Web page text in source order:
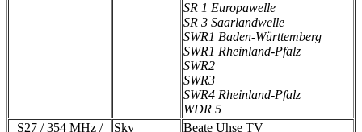
SR 1 Europawelle
SR 3 Saarlandwelle
SWR1 Baden-Württemberg
SWR1 Rheinland-Pfalz
SWR2
SWR3
SWR4 Rheinland-Pfalz
WDR 5
S27 / 354 MHz /
Sky
Beate Uhse TV